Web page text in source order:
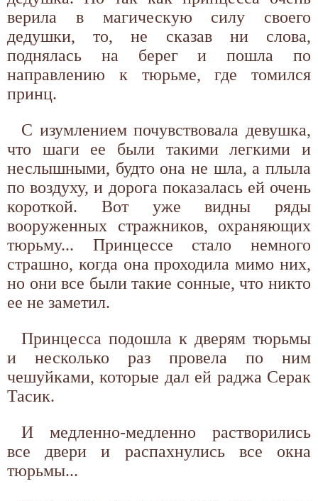
верила в магическую силу своего
дедушки, то, не сказав ни слова,
поднялась на берег и пошла по
направлению к тюрьме, где томился
принц.
С изумлением почувствовала девушка,
что шаги ее были такими легкими и
неслышными, будто она не шла, а плыла
по воздуху, и дорога показалась ей очень
короткой. Вот уже видны ряды
вооруженных стражников, охраняющих
тюрьму... Принцессе стало немного
страшно, когда она проходила мимо них,
но они все были такие сонные, что никто
ее не заметил.
Принцесса подошла к дверям тюрьмы
и несколько раз провела по ним
чешуйками, которые дал ей раджа Серак
Тасик.
И медленно-медленно растворились
все двери и распахнулись все окна
тюрьмы...